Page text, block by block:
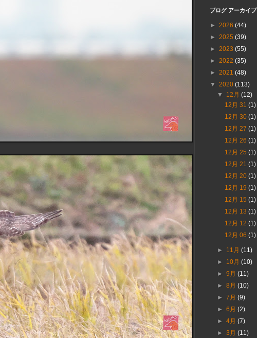
ブログ アーカイブ
► 2026 (44)
► 2025 (39)
► 2023 (55)
► 2022 (35)
► 2021 (48)
▼ 2020 (113)
▼ 12月(12)
12月 31 (1)
12月 30 (1)
12月 27 (1)
12月 26 (1)
12月 25 (1)
12月 21 (1)
12月 20 (1)
12月 19 (1)
12月 15 (1)
12月 13 (1)
12月 12 (1)
12月 06 (1)
► 11月(11)
► 10月(10)
►9月(11)
►8月(10)
►7月(9)
►6月(2)
►4月(7)
►3月(11)